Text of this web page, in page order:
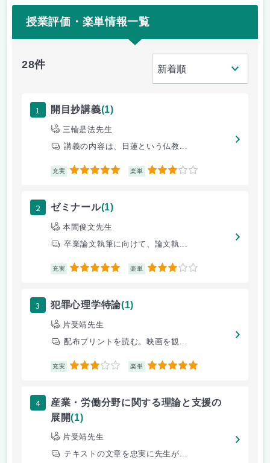
授業評価・楽単情報一覧
28件
1 開目抄講義(1)
三輪是法先生
講義の内容は、日蓮という仏教...
充実 5 楽単 3
2 ゼミナール(1)
本間俊文先生
卒業論文執筆に向けて、論文執...
充実 5 楽単 3
3 犯罪心理学特論(1)
片受靖先生
配布プリントを読む。映画を観...
充実 3 楽単 5
4
産業・労働分野に関する理論と支援の
展開(1)
片受靖先生
テキストの文章を忠実に先生が...